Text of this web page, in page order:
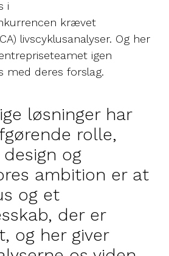
i
krævet
livscyklusanalyser. Og her
igen
med deres forslag.
løsninger har
rolle,
og
ambition er at
og et
der er
og her giver